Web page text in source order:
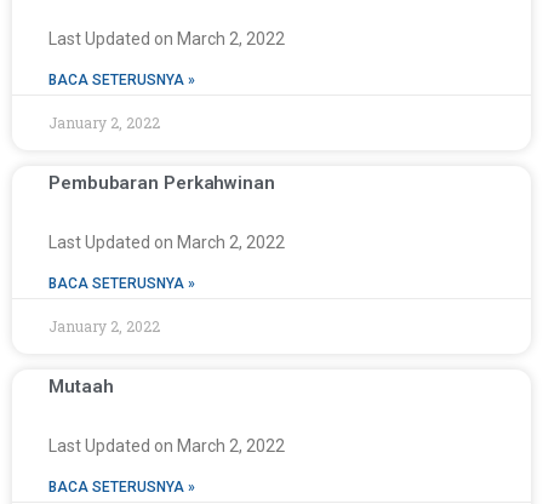
Last Updated on March 2, 2022
BACA SETERUSNYA »
January 2, 2022
Pembubaran Perkahwinan
Last Updated on March 2, 2022
BACA SETERUSNYA »
January 2, 2022
Mutaah
Last Updated on March 2, 2022
BACA SETERUSNYA »